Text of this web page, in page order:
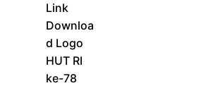
Link
Downloa
d Logo
HUT RI
ke-78